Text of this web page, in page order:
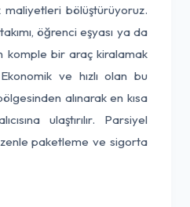
maliyetleri bölüştürüyoruz.
öğrenci eşyası ya da
komple bir araç kiralamak
ve hızlı olan bu
alınarak en kısa
ulaştırılır. Parsiyel
paketleme ve sigorta